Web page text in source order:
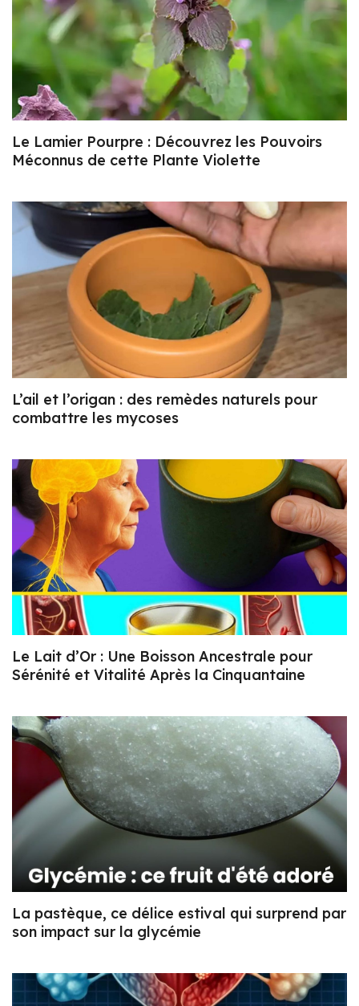
Le Lamier Pourpre : Découvrez les Pouvoirs
Méconnus de cette Plante Violette
L’ail et l’origan : des remèdes naturels pour
combattre les mycoses
Le Lait d’Or : Une Boisson Ancestrale pour
Sérénité et Vitalité Après la Cinquantaine
La pastèque, ce délice estival qui surprend par
son impact sur la glycémie